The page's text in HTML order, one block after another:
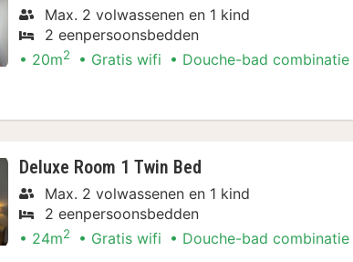
Max. 2 volwassenen en 1 kind
2 eenpersoonsbedden
20m2 Gratis wifi Douche-bad combinatie
Deluxe Room 1 Twin Bed
Max. 2 volwassenen en 1 kind
2 eenpersoonsbedden
24m2 Gratis wifi Douche-bad combinatie